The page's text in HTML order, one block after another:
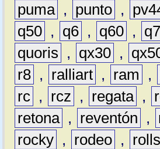
puma , punto ,
q50 , q6 , q60 , q7
quoris
, qx30 ,
r8 , ralliart , ram ,
rc , rcz , regata ,
retona , reventón ,
rocky , rodeo ,